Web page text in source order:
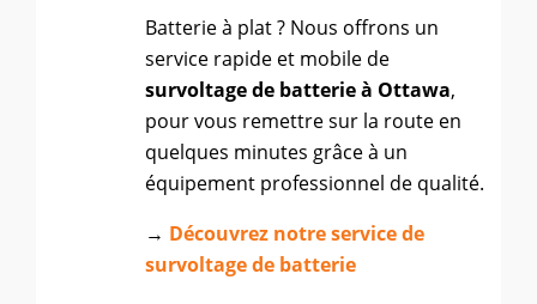
Batterie à plat ? Nous offrons un
service rapide et mobile de
survoltage de batterie à Ottawa,
pour vous remettre sur la route en
quelques minutes grâce à un
équipement professionnel de qualité.
→ Découvrez notre service de
survoltage de batterie